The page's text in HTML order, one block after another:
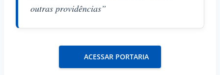
outras providências”
ACESSAR PORTARIA